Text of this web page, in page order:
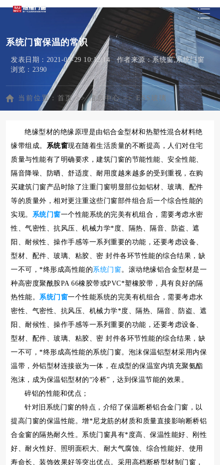
系统门窗保温的常识
发表日期：2021-09-29 10:12:14 作者来源：系统窗,系统门窗
浏览：2390
当前位置： 首页>>信息中心>>ESS玻璃
绝缘型材的绝缘原理是由铝合金型材和热塑性混合材料绝
缘带组成。 系统窗现在随着生活质量的不断提高，人们对住宅
质量与性能有了明确要求，建筑门窗的节能性能、安全性能、
隔音降噪、防晒、舒适度、耐用度越来越多的受到重视，在购
买建筑门窗产品时除了注重门窗明显部位如铝材、玻璃、配件
等的质量外，相对更注重这些门窗部件组合后一个综合性能的
实现。 系统门窗一个性能系统的完美有机组合，需要考虑水密
性、气密性、抗风压、机械力学*度、隔热、隔音、防盗、遮
阳、耐候性、操作手感等一系列重要的功能，还要考虑设备、
型材、配件、玻璃、粘胶、密 封件各环节性能的综合结果，缺
一不可，*终形成高性能的系统门窗。滚动绝缘铝合金型材是一
种高密度聚酰胺PA 66橡胶带或PVC*塑橡胶带，具有良好的隔
热性能。 系统门窗一个性能系统的完美有机组合，需要考虑水
密性、气密性、抗风压、机械力学*度、隔热、隔音、防盗、遮
阳、耐候性、操作手感等一系列重要的功能，还要考虑设备、
型材、配件、玻璃、粘胶、密 封件各环节性能的综合结果，缺
一不可，*终形成高性能的系统门窗。泡沫保温铝型材采用内保
温带，外铝型材连接嵌为一体，在成型的保温室内填充聚氨酯
泡沫，成为保温铝型材的“冷桥”，达到保温节能的效果。
碎铝的性能和优点；
针对旧系统门窗的特点，介绍了保温断桥铝合金门窗，以
提高门窗的保温性能。增*尼龙筋的材质和质量直接影响断桥铝
合金窗的隔热耐久性。系统门窗具有*度高、保温性能好、刚性
好、耐火性好、照明面积大、耐大气腐蚀、综合性能好、使用
寿命长、装饰效果好等突出优点。采用高档断桥型材制门窗，